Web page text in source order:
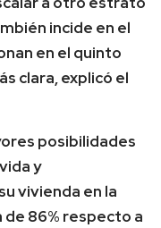
incide en el
en el quinto
clara, explicó el
posibilidades
y
vivienda en la
86% respecto a